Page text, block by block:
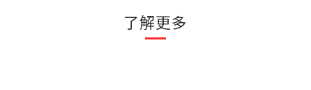
了解更多